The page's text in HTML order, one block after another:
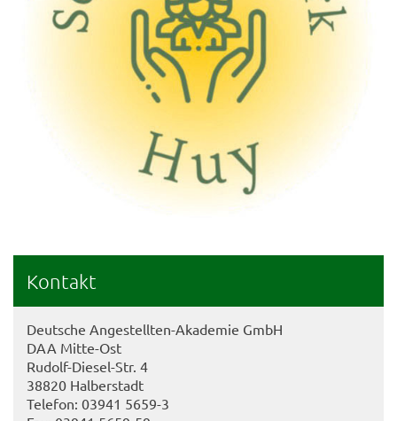
Kontakt
Deutsche Angestellten-Akademie GmbH
DAA Mitte-Ost
Rudolf-Diesel-Str. 4
38820 Halberstadt
Telefon: 03941 5659-3